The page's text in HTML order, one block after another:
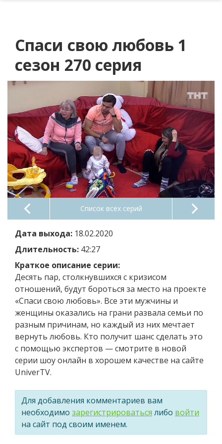
Спаси свою любовь 1
сезон 270 серия
Список всех серий
Дата выхода: 18.02.2020
Длительность: 42:27
Краткое описание серии:
Десять пар, столкнувшихся с кризисом
отношений, будут бороться за место на проекте
«Спаси свою любовь». Все эти мужчины и
женщины оказались на грани развала семьи по
разным причинам, но каждый из них мечтает
вернуть любовь. Кто получит шанс сделать это
с помощью экспертов — смотрите в новой
серии шоу онлайн в хорошем качестве на сайте
UniverTV.
Для добавления комментариев вам
необходимо зарегистрироваться либо войти
на сайт под своим именем.